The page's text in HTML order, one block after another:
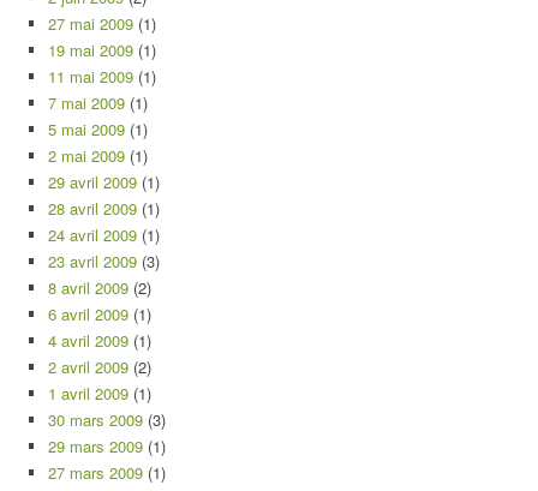
27 mai 2009 (1)
19 mai 2009 (1)
11 mai 2009 (1)
7 mai 2009 (1)
5 mai 2009 (1)
2 mai 2009 (1)
29 avril 2009 (1)
28 avril 2009 (1)
24 avril 2009 (1)
23 avril 2009 (3)
8 avril 2009 (2)
6 avril 2009 (1)
4 avril 2009 (1)
2 avril 2009 (2)
1 avril 2009 (1)
30 mars 2009 (3)
29 mars 2009 (1)
27 mars 2009 (1)